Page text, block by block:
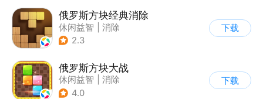
俄罗斯方块经典消除
休闲益智
消除
| 俄罗斯方块
2.3
下载
俄罗斯方块大战
休闲益智
消除
| 俄罗斯方块
4.0
下载